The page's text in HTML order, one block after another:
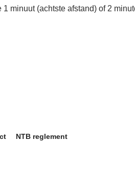
minuut (achtste afstand) of 2
NTB reglement